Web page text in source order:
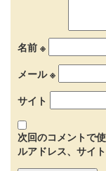
名前 ※
メール※
サイト
次回のコメントで
ルアドレス、サイト